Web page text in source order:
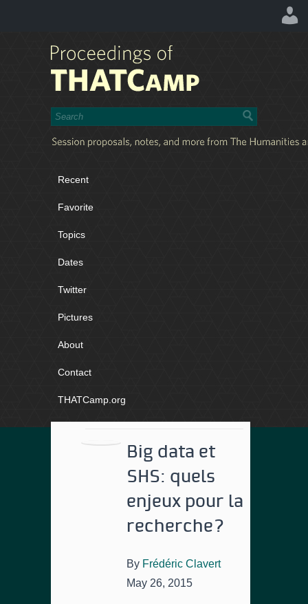
Recent
Favorite
Topics
Dates
Twitter
Pictures
About
Contact
THATCamp.org
Big data et
SHS: quels
enjeux pour la
recherche?
By Frédéric Clavert
May 26, 2015